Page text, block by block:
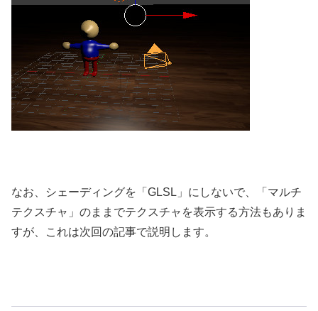
なお、シェーディングを「GLSL」にしないで、「マルチ
テクスチャ」のままでテクスチャを表示する方法もありま
すが、これは次回の記事で説明します。